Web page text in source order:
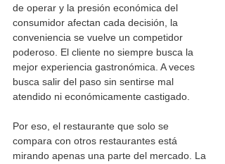
de operar y la presión económica del
consumidor afectan cada decisión, la
conveniencia se vuelve un competidor
poderoso. El cliente no siempre busca la
mejor experiencia gastronómica. A veces
busca salir del paso sin sentirse mal
atendido ni económicamente castigado.
Por eso, el restaurante que solo se
compara con otros restaurantes está
mirando apenas una parte del mercado. La